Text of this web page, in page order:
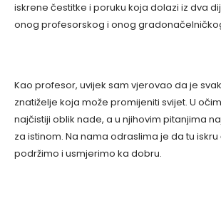
iskrene čestitke i poruku koja dolazi iz dva
onog profesorskog i onog
Kao profesor, uvijek sam vjerovao da je
znatiželje koja može promijeniti svijet. U
najčistiji oblik nade, a u njihovim pitanjima
za istinom. Na nama odraslima je da tu
podržimo i usmjerimo ka dobru.